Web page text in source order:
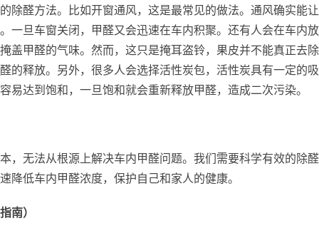
除醛方法。比如开窗通风，这是最常见的做法。通风确实能
一旦车窗关闭，甲醛又会迅速在车内积聚。还有人会在车内
盖甲醛的气味。然而，这只是掩耳盗铃，果皮并不能真正去
的释放。另外，很多人会选择活性炭包，活性炭具有一定的
达到饱和，一旦饱和就会重新释放甲醛，造成二次污染。
，无法从根源上解决车内甲醛问题。我们需要科学有效的除
低车内甲醛浓度，保护自己和家人的健康。
南）